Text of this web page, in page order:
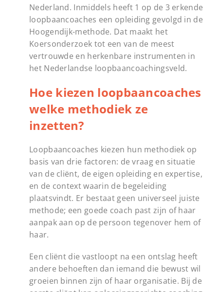
Nederland. Inmiddels heeft 1 op de 3 erkende
loopbaancoaches een opleiding gevolgd in de
Hoogendijk-methode. Dat maakt het
Koersonderzoek tot een van de meest
vertrouwde en herkenbare instrumenten in
het Nederlandse loopbaancoachingsveld.
Hoe kiezen loopbaancoaches
welke methodiek ze
inzetten?
Loopbaancoaches kiezen hun methodiek op
basis van drie factoren: de vraag en situatie
van de cliënt, de eigen opleiding en expertise,
en de context waarin de begeleiding
plaatsvindt. Er bestaat geen universeel juiste
methode; een goede coach past zijn of haar
aanpak aan op de persoon tegenover hem of
haar.
Een cliënt die vastloopt na een ontslag heeft
andere behoeften dan iemand die bewust wil
groeien binnen zijn of haar organisatie. Bij de